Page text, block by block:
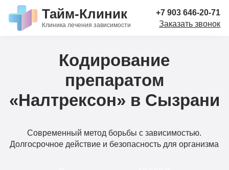
Тайм-Клиник
Клиника лечения зависимости
+7 903 646-20-71
Заказать звонок
Кодирование
препаратом
«Налтрексон» в Сызрани
Современный метод борьбы с зависимостью.
Долгосрочное действие и безопасность для организма